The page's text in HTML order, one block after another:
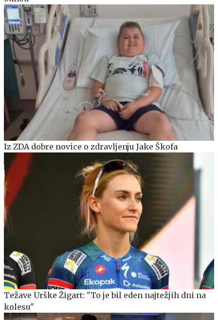
Iz ZDA dobre novice o zdravljenju Jake Škofa
Težave Urške Žigart: "To je bil eden najtežjih dni na
kolesu"